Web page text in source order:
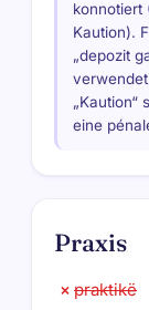
konnotiert
Kaution).
„depozit
„Kaution“
eine
Praxis
✗ praktikë